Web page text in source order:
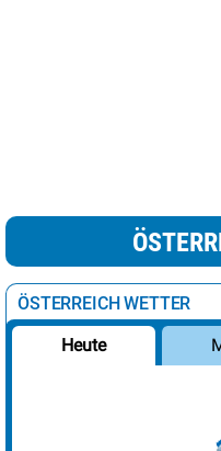
ÖSTERREICH WETTER
Heute